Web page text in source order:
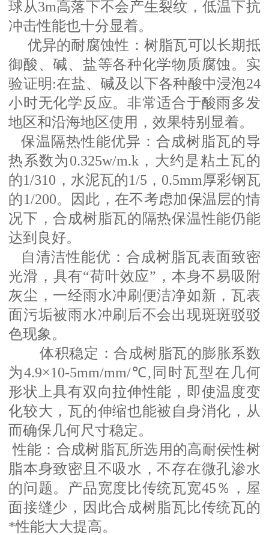
球从3m高落下不会产生裂纹，低温下抗
冲击性能也十分显着。
优异的耐腐蚀性：树脂瓦可以长期抵
御酸、碱、盐等各种化学物质腐蚀。实
验证明 :在盐、碱及以下各种酸中浸泡24
小时无化学反应。非常适合于酸雨多发
地区和沿海地区使用，效果特别显着。
保温隔热性能优异：合成树脂瓦的导
热系数为0.325w/m.k，大约是粘土瓦的
的1/310，水泥瓦的1/5，0.5mm厚彩钢瓦
的1/200。因此，在不考虑加保温层的情
况下，合成树脂瓦的隔热保温性能仍能
达到良好。
自清洁性能优：合成树脂瓦表面致密
光滑，具有“荷叶效应”，本身不易吸附
灰尘，一经雨水冲刷便洁净如新，瓦表
面污垢被雨水冲刷后不会出现斑斑驳驳
色现象。
体积稳定：合成树脂瓦的膨胀系数
为4.9×10-5mm/mm/℃,同时瓦型在几何
形状上具有双向拉伸性能，即使温度变
化较大，瓦的伸缩也能被自身消化，从
而确保几何尺寸稳定。
性能：合成树脂瓦所选用的高耐侯性树
脂本身致密且不吸水，不存在微孔渗水
的问题。产品宽度比传统瓦宽45％，屋
面接缝少，因此合成树脂瓦比传统瓦的
*性能大大提高。